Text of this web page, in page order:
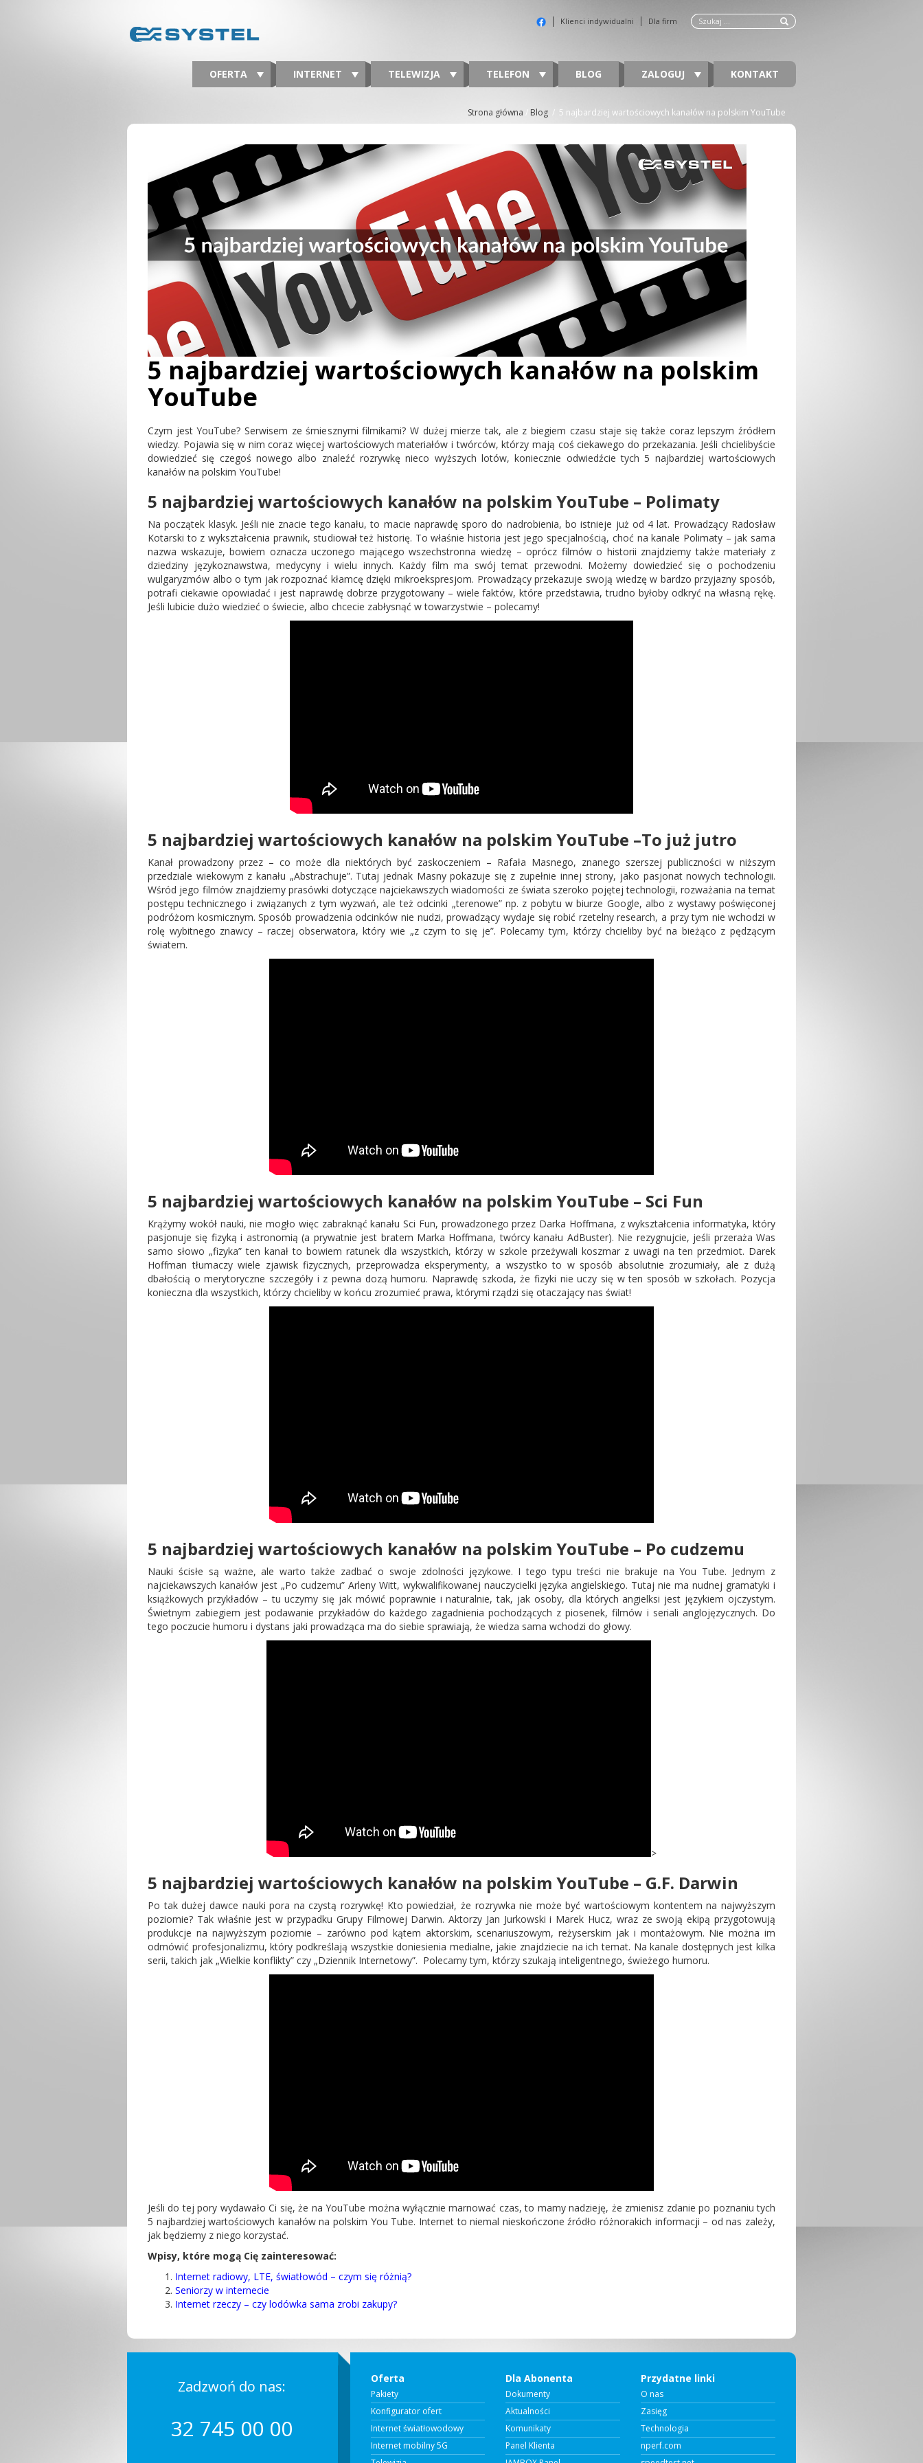
Klienci indywidualni Dla firm
OFERTA INTERNET TELEWIZJA TELEFON BLOG ZALOGUJ KONTAKT
Strona główna / Blog / 5 najbardziej wartościowych kanałów na polskim YouTube
5 najbardziej wartościowych kanałów na polskim
YouTube
Czym jest YouTube? Serwisem ze śmiesznymi filmikami? W dużej mierze tak, ale z biegiem czasu staje się także coraz lepszym źródłem
wiedzy. Pojawia się w nim coraz więcej wartościowych materiałów i twórców, którzy mają coś ciekawego do przekazania. Jeśli chcielibyście
dowiedzieć się czegoś nowego albo znaleźć rozrywkę nieco wyższych lotów, koniecznie odwiedźcie tych 5 najbardziej wartościowych
kanałów na polskim YouTube!
5 najbardziej wartościowych kanałów na polskim YouTube – Polimaty
Na początek klasyk. Jeśli nie znacie tego kanału, to macie naprawdę sporo do nadrobienia, bo istnieje już od 4 lat. Prowadzący Radosław
Kotarski to z wykształcenia prawnik, studiował też historię. To właśnie historia jest jego specjalnością, choć na kanale Polimaty – jak sama
nazwa wskazuje, bowiem oznacza uczonego mającego wszechstronna wiedzę – oprócz filmów o historii znajdziemy także materiały z
dziedziny językoznawstwa, medycyny i wielu innych. Każdy film ma swój temat przewodni. Możemy dowiedzieć się o pochodzeniu
wulgaryzmów albo o tym jak rozpoznać kłamcę dzięki mikroekspresjom. Prowadzący przekazuje swoją wiedzę w bardzo przyjazny sposób,
potrafi ciekawie opowiadać i jest naprawdę dobrze przygotowany – wiele faktów, które przedstawia, trudno byłoby odkryć na własną rękę.
Jeśli lubicie dużo wiedzieć o świecie, albo chcecie zabłysnąć w towarzystwie – polecamy!
5 najbardziej wartościowych kanałów na polskim YouTube –To już jutro
Kanał prowadzony przez – co może dla niektórych być zaskoczeniem – Rafała Masnego, znanego szerszej publiczności w niższym
przedziale wiekowym z kanału „Abstrachuje”. Tutaj jednak Masny pokazuje się z zupełnie innej strony, jako pasjonat nowych technologii.
Wśród jego filmów znajdziemy prasówki dotyczące najciekawszych wiadomości ze świata szeroko pojętej technologii, rozważania na temat
postępu technicznego i związanych z tym wyzwań, ale też odcinki „terenowe” np. z pobytu w biurze Google, albo z wystawy poświęconej
podróżom kosmicznym. Sposób prowadzenia odcinków nie nudzi, prowadzący wydaje się robić rzetelny research, a przy tym nie wchodzi w
rolę wybitnego znawcy – raczej obserwatora, który wie „z czym to się je”. Polecamy tym, którzy chcieliby być na bieżąco z pędzącym
światem.
5 najbardziej wartościowych kanałów na polskim YouTube – Sci Fun
Krążymy wokół nauki, nie mogło więc zabraknąć kanału Sci Fun, prowadzonego przez Darka Hoffmana, z wykształcenia informatyka, który
pasjonuje się fizyką i astronomią (a prywatnie jest bratem Marka Hoffmana, twórcy kanału AdBuster). Nie rezygnujcie, jeśli przeraża Was
samo słowo „fizyka” ten kanał to bowiem ratunek dla wszystkich, którzy w szkole przeżywali koszmar z uwagi na ten przedmiot. Darek
Hoffman tłumaczy wiele zjawisk fizycznych, przeprowadza eksperymenty, a wszystko to w sposób absolutnie zrozumiały, ale z dużą
dbałością o merytoryczne szczegóły i z pewna dozą humoru. Naprawdę szkoda, że fizyki nie uczy się w ten sposób w szkołach. Pozycja
konieczna dla wszystkich, którzy chcieliby w końcu zrozumieć prawa, którymi rządzi się otaczający nas świat!
5 najbardziej wartościowych kanałów na polskim YouTube – Po cudzemu
Nauki ścisłe są ważne, ale warto także zadbać o swoje zdolności językowe. I tego typu treści nie brakuje na You Tube. Jednym z
najciekawszych kanałów jest „Po cudzemu” Arleny Witt, wykwalifikowanej nauczycielki języka angielskiego. Tutaj nie ma nudnej gramatyki i
książkowych przykładów – tu uczymy się jak mówić poprawnie i naturalnie, tak, jak osoby, dla których angielksi jest językiem ojczystym.
Świetnym zabiegiem jest podawanie przykładów do każdego zagadnienia pochodzących z piosenek, filmów i seriali anglojęzycznych. Do
tego poczucie humoru i dystans jaki prowadząca ma do siebie sprawiają, że wiedza sama wchodzi do głowy.
>
5 najbardziej wartościowych kanałów na polskim YouTube – G.F. Darwin
Po tak dużej dawce nauki pora na czystą rozrywkę! Kto powiedział, że rozrywka nie może być wartościowym kontentem na najwyższym
poziomie? Tak właśnie jest w przypadku Grupy Filmowej Darwin. Aktorzy Jan Jurkowski i Marek Hucz, wraz ze swoją ekipą przygotowują
produkcje na najwyższym poziomie – zarówno pod kątem aktorskim, scenariuszowym, reżyserskim jak i montażowym. Nie można im
odmówić profesjonalizmu, który podkreślają wszystkie doniesienia medialne, jakie znajdziecie na ich temat. Na kanale dostępnych jest kilka
serii, takich jak „Wielkie konflikty” czy „Dziennik Internetowy”. Polecamy tym, którzy szukają inteligentnego, świeżego humoru.
Jeśli do tej pory wydawało Ci się, że na YouTube można wyłącznie marnować czas, to mamy nadzieję, że zmienisz zdanie po poznaniu tych
5 najbardziej wartościowych kanałów na polskim You Tube. Internet to niemal nieskończone źródło różnorakich informacji – od nas zależy,
jak będziemy z niego korzystać.
Wpisy, które mogą Cię zainteresować:
Internet radiowy, LTE, światłowód – czym się różnią?
Seniorzy w internecie
Internet rzeczy – czy lodówka sama zrobi zakupy?
Zadzwoń do nas:
32 745 00 00
Oferta
Pakiety
Konfigurator ofert
Internet światłowodowy
Internet mobilny 5G
Dla Abonenta
Dokumenty
Aktualności
Komunikaty
Panel Klienta
Przydatne linki
O nas
Zasięg
Technologia
nperf.com